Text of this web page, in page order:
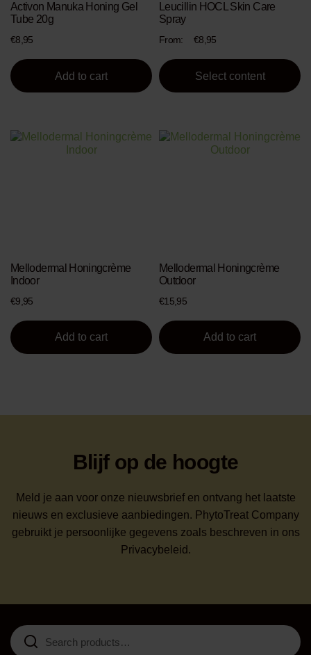
Activon Manuka Honing Gel
Tube 20g
€8,95
Add to cart
Leucillin HOCL Skin Care
Spray
From: €8,95
Select content
on
the
product
page
Mellodermal Honingcrème
Indoor
€9,95
Add to cart
Mellodermal Honingcrème
Outdoor
€15,95
Add to cart
Blijf op de hoogte
Meld je aan voor onze nieuwsbrief en ontvang het laatste
nieuws en exclusieve aanbiedingen. PhytoTreat Company
gebruikt je persoonlijke gegevens zoals beschreven in ons
Privacybeleid.
Search
for: